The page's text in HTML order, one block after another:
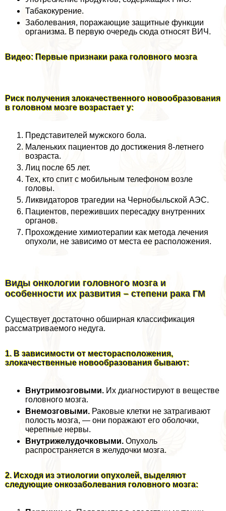
Табакокурение.
Заболевания, поражающие защитные функции
организма. В первую очередь сюда относят ВИЧ.
Видео: Первые признаки paка головного мозга
Риск получения злокачественного новообразования
в головном мозге возрастает у:
Представителей мужского бола.
Маленьких пациентов до достижения 8-летнего
возраста.
Лиц после 65 лет.
Тех, кто спит с мобильным телефоном возле
головы.
Ликвидаторов трагедии на Чернобыльской АЭС.
Пациентов, переживших пересадку внутренних
органов.
Прохождение химиотерапии как метода лечения
опухоли, не зависимо от места ее расположения.
Виды oнкoлoгии головного мозга и
особенности их развития – степени paка ГМ
Существует достаточно обширная классификация
рассматриваемого недуга.
1. В зависимости от месторасположения,
злокачественные новообразования бывают:
Внутримозговыми. Их диагностируют в веществе
головного мозга.
Внемозговыми. Раковые клетки не затрагивают
полость мозга, — они поражают его оболочки,
черепные нервы.
Внутрижелудочковыми. Опухоль
распространяется в желудочки мозга.
2. Исходя из этиологии опухолей, выделяют
следующие онкозаболевания головного мозга: